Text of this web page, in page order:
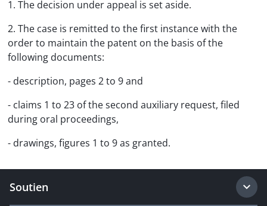
1. The decision under appeal is set aside.
2. The case is remitted to the first instance with the
order to maintain the patent on the basis of the
following documents:
- description, pages 2 to 9 and
- claims 1 to 23 of the second auxiliary request, filed
during oral proceedings,
- drawings, figures 1 to 9 as granted.
Soutien